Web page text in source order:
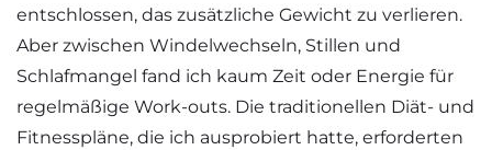
entschlossen, das zusätzliche Gewicht zu verlieren.
Aber zwischen Windelwechseln, Stillen und
Schlafmangel fand ich kaum Zeit oder Energie für
regelmäßige Work-outs. Die traditionellen Diät- und
Fitnesspläne, die ich ausprobiert hatte, erforderten